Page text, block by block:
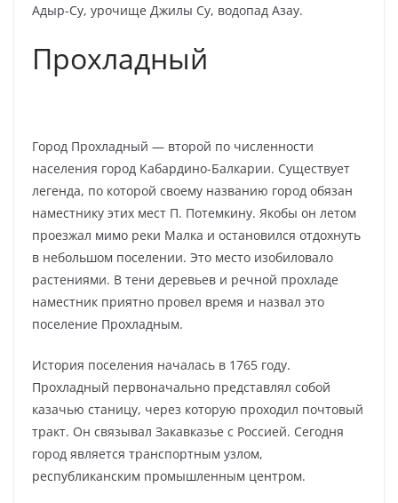
Адыр-Су, урочище Джилы Су, водопад Азау.
Прохладный
Город Прохладный — второй по численности
населения город Кабардино-Балкарии. Существует
легенда, по которой своему названию город обязан
наместнику этих мест П. Потемкину. Якобы он летом
проезжал мимо реки Малка и остановился отдохнуть
в небольшом поселении. Это место изобиловало
растениями. В тени деревьев и речной прохладе
наместник приятно провел время и назвал это
поселение Прохладным.
История поселения началась в 1765 году.
Прохладный первоначально представлял собой
казачью станицу, через которую проходил почтовый
тракт. Он связывал Закавказье с Россией. Сегодня
город является транспортным узлом,
республиканским промышленным центром.